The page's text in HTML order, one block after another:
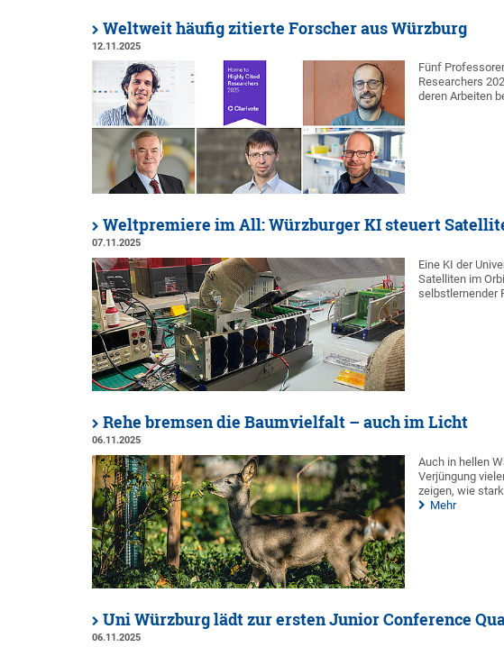
Weltweit häufig zitierte Forscher aus Würzburg
12.11.2025
Fünf
Researchers
deren Arbeiten
Weltpremiere im All: Würzburger KI steuert
07.11.2025
Eine KI der
Satelliten im
selbstlernender
Rehe bremsen die Baumvielfalt – auch im Licht
06.11.2025
Auch in hellen
Verjüngung
zeigen, wie
Mehr
Uni Würzburg lädt zur ersten Junior Conference
06.11.2025